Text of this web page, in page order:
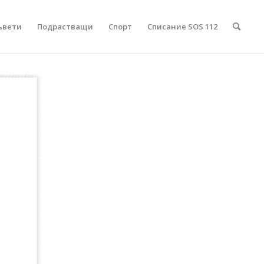
Подрастващи Спорт Списание SOS 112